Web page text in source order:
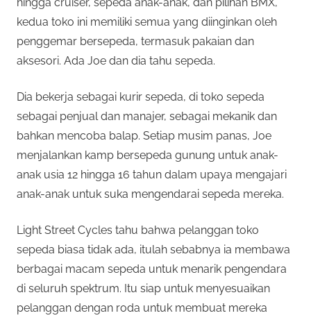
kedua toko ini memiliki semua yang diinginkan oleh
penggemar bersepeda, termasuk pakaian dan
aksesori. Ada Joe dan dia tahu sepeda.
Dia bekerja sebagai kurir sepeda, di toko sepeda
sebagai penjual dan manajer, sebagai mekanik dan
bahkan mencoba balap. Setiap musim panas, Joe
menjalankan kamp bersepeda gunung untuk anak-
anak usia 12 hingga 16 tahun dalam upaya mengajari
anak-anak untuk suka mengendarai sepeda mereka.
Light Street Cycles tahu bahwa pelanggan toko
sepeda biasa tidak ada, itulah sebabnya ia membawa
berbagai macam sepeda untuk menarik pengendara
di seluruh spektrum. Itu siap untuk menyesuaikan
pelanggan dengan roda untuk membuat mereka